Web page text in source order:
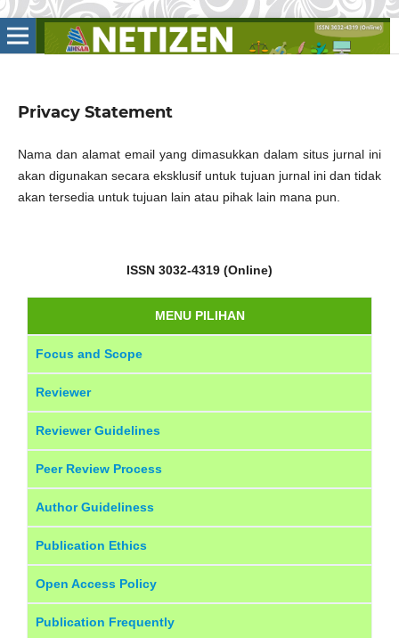
Privacy Statement
Nama dan alamat email yang dimasukkan dalam situs jurnal ini
akan digunakan secara eksklusif untuk tujuan jurnal ini dan tidak
akan tersedia untuk tujuan lain atau pihak lain mana pun.
ISSN 3032-4319 (Online)
MENU PILIHAN
Focus and Scope
Reviewer
Reviewer Guidelines
Peer Review Process
Author Guideliness
Publication Ethics
Open Access Policy
Publication Frequently